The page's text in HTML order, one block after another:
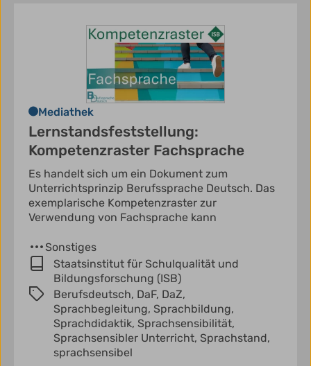
Mediathek
Lernstandsfeststellung:
Kompetenzraster Fachsprache
Es handelt sich um ein Dokument zum
Unterrichtsprinzip Berufssprache Deutsch. Das
exemplarische Kompetenzraster zur
Verwendung von Fachsprache kann
Sonstiges
Staatsinstitut für Schulqualität und
Bildungsforschung (ISB)
Berufsdeutsch, DaF, DaZ,
Sprachbegleitung, Sprachbildung,
Sprachdidaktik, Sprachsensibilität,
Sprachsensibler Unterricht, Sprachstand,
sprachsensibel